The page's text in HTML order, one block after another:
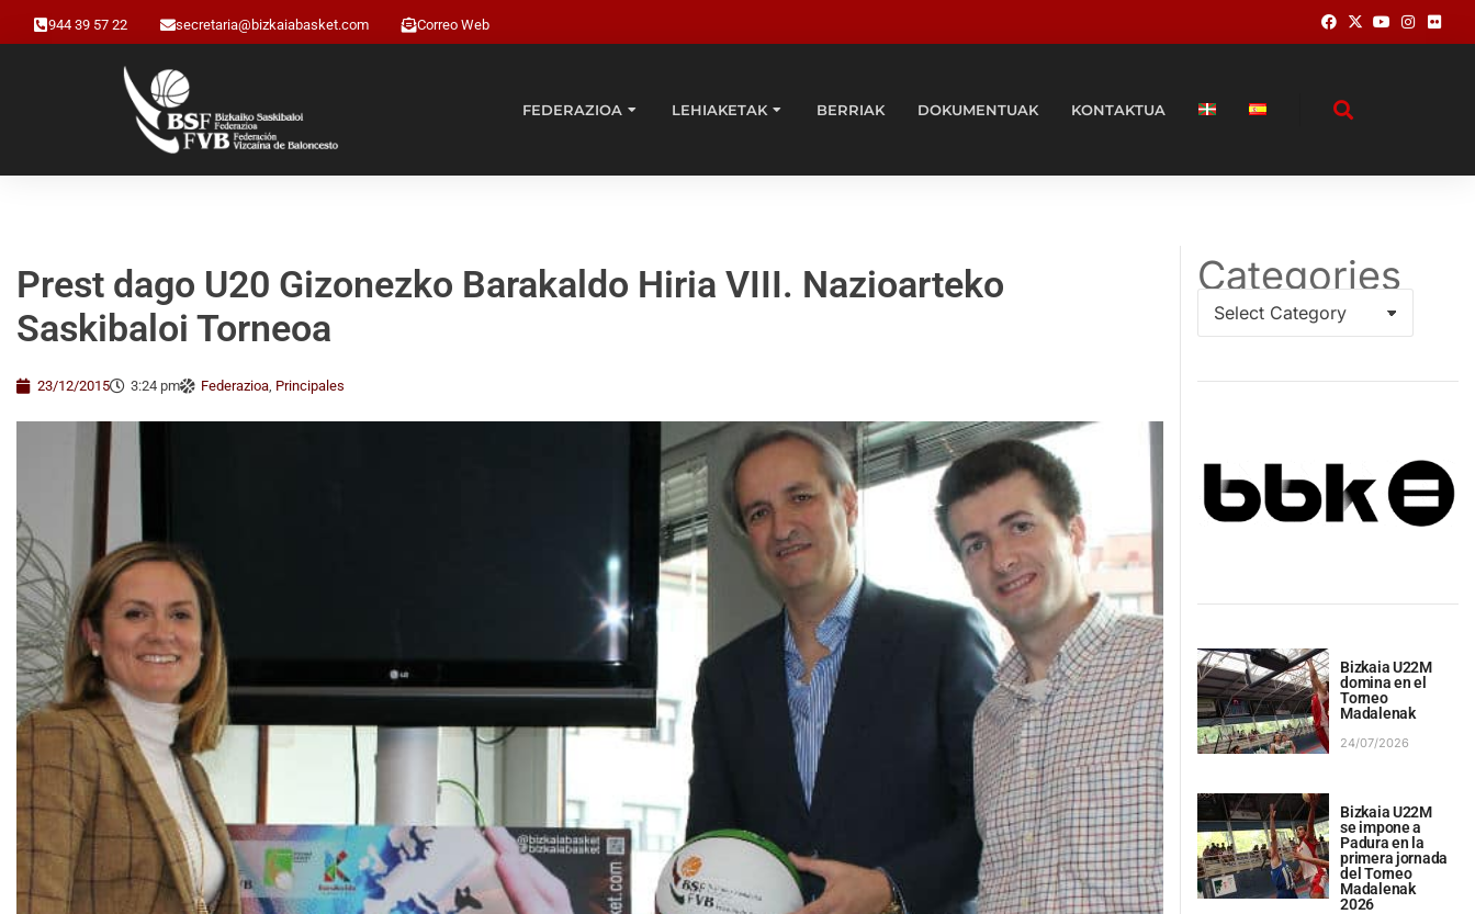
944 39 57 22 secretaria@bizkaiabasket.com Correo Web
FEDERAZIOA LEHIAKETAK BERRIAK DOKUMENTUAK KONTAKTUA
Prest dago U20 Gizonezko Barakaldo Hiria VIII. Nazioarteko
Saskibaloi Torneoa
23/12/2015 3:24 pm Federazioa, Principales
Categories
Bizkaia U22M
domina en el
Torneo
Madalenak
24/07/2026
Bizkaia U22M
se impone a
Padura en la
primera jornada
del Torneo
Madalenak
2026